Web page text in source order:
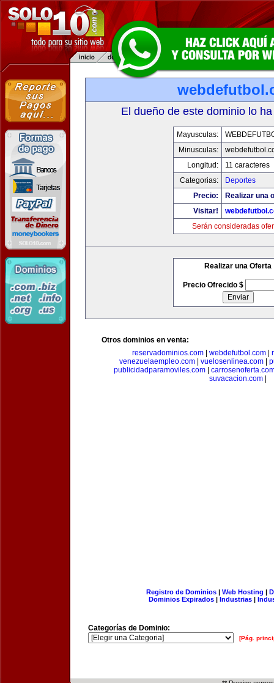
El dueño de este dominio lo
Mayusculas:
Minusculas:
Longitud:
11 caracteres
Categorias:
Deportes
Precio:
Realizar una
Visitar!
Serán consideradas
Realizar una Oferta
Precio Ofrecido $
Otros dominios en venta:
reservadominios.com
webdefutbol.com
venezuelaempleo.com
vuelosenlinea.com
publicidadparamoviles.com
suvacacion.com
Registro de Dominios| Web Hosting |
Dominios Expirados | Industrias |
Categorías de Dominio:
[Pág.